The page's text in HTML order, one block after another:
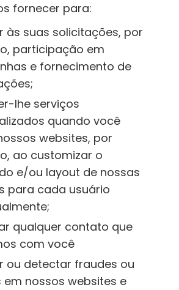
fornecer para:
às suas solicitações, por
participação em
e fornecimento de
lhe serviços
quando você
websites, por
ao customizar o
e/ou layout de nossas
para cada usuário
qualquer contato que
com você
ou detectar fraudes ou
em nossos websites e